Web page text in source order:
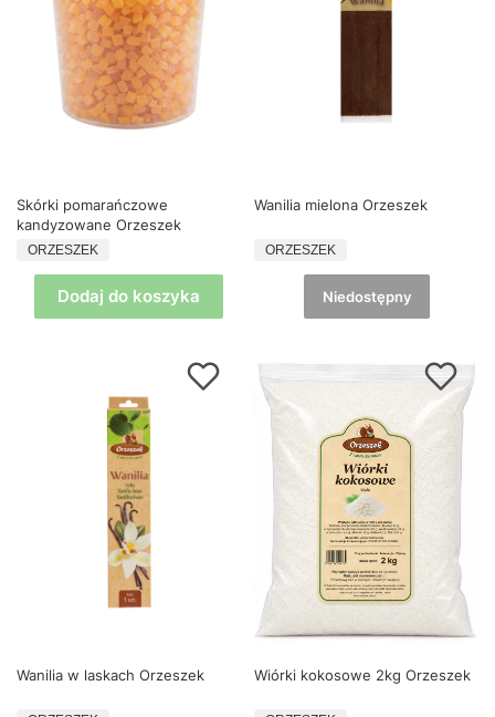
Skórki pomarańczowe
kandyzowane Orzeszek
PRODUCENT
ORZESZEK
Dodaj do koszyka
Wanilia mielona Orzeszek
PRODUCENT
ORZESZEK
Niedostępny
Wanilia w laskach Orzeszek Wiórki kokosowe 2kg Orzeszek